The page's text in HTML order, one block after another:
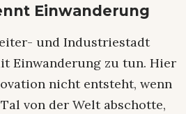
Einwanderung
und Industriestadt
Einwanderung zu tun. Hier
nicht entsteht, wenn
von der Welt abschotte,